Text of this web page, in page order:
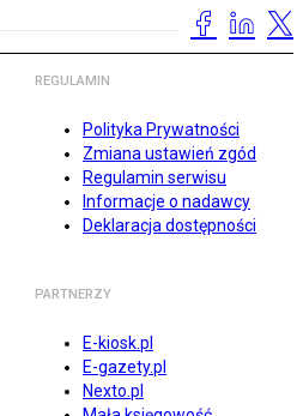
REGULAMIN
Polityka Prywatności
Zmiana ustawień zgód
Regulamin serwisu
Informacje o nadawcy
Deklaracja dostępności
PARTNERZY
E-kiosk.pl
E-gazety.pl
Nexto.pl